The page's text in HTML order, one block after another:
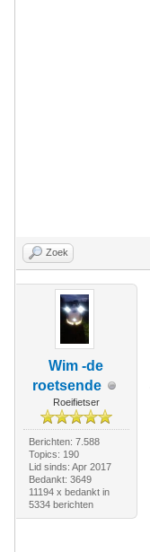
Zoek
Wim -de
roetsende
Roeifietser
Berichten: 7.588
Topics: 190
Lid sinds: Apr 2017
Bedankt: 3649
11194 x bedankt in
5334 berichten